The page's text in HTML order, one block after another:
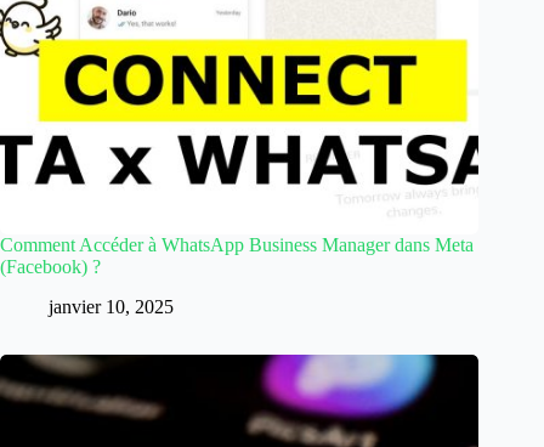
Comment Accéder à WhatsApp Business Manager dans Meta
(Facebook) ?
janvier 10, 2025